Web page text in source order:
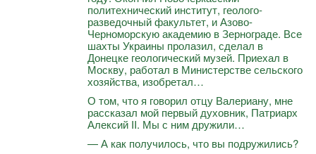
политехнический институт, геолого-
разведочный факультет, и Азово-
Черноморскую академию в Зернограде. Все
шахты Украины пролазил, сделал в
Донецке геологический музей. Приехал в
Москву, работал в Министерстве сельского
хозяйства, изобретал…
О том, что я говорил отцу Валериану, мне
рассказал мой первый духовник, Патриарх
Алексий II. Мы с ним дружили…
— А как получилось, что вы подружились?